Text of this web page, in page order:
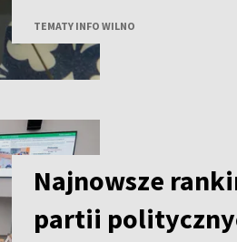
gałęzi litewskiej turystyki,
granicą.
TEMATY INFO WILNO
Najnowsze
partii